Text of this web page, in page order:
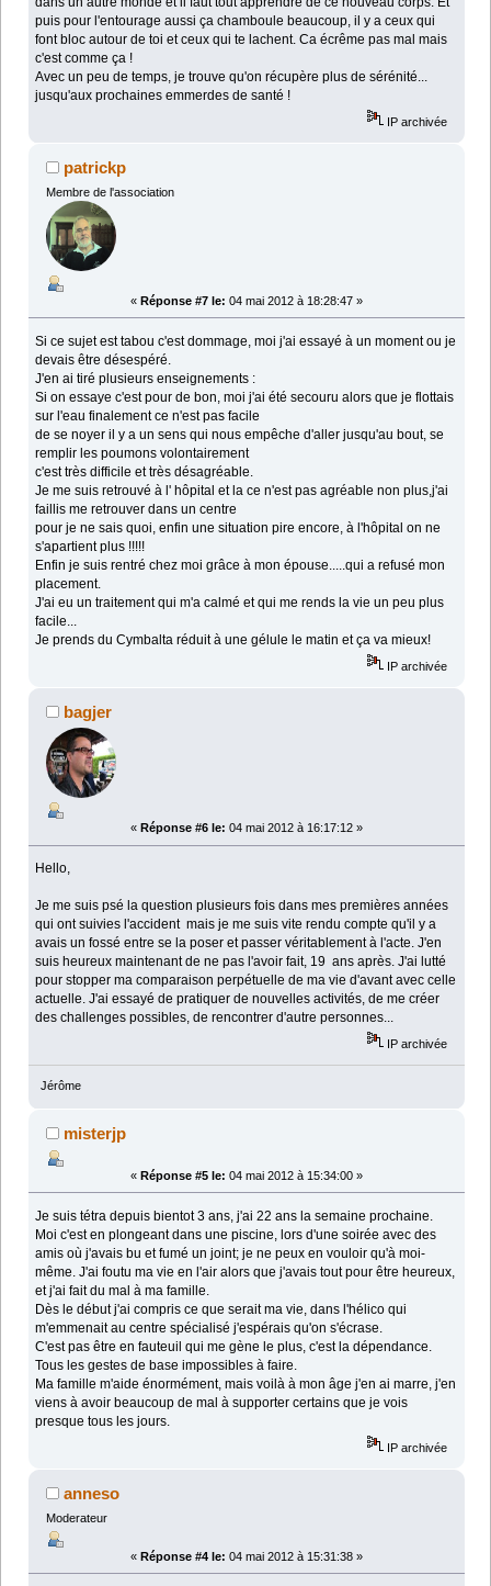
puis pour l'entourage aussi ça chamboule beaucoup, il y a ceux qui
font bloc autour de toi et ceux qui te lachent. Ca écrême pas mal mais
c'est comme ça !
Avec un peu de temps, je trouve qu'on récupère plus de sérénité...
jusqu'aux prochaines emmerdes de santé !
IP archivée
patrickp
Membre de l'association
« Réponse #7 le: 04 mai 2012 à 18:28:47 »
Si ce sujet est tabou c'est dommage, moi j'ai essayé à un moment ou je
devais être désespéré.
J'en ai tiré plusieurs enseignements :
Si on essaye c'est pour de bon, moi j'ai été secouru alors que je flottais
sur l'eau finalement ce n'est pas facile
de se noyer il y a un sens qui nous empêche d'aller jusqu'au bout, se
remplir les poumons volontairement
c'est très difficile et très désagréable.
Je me suis retrouvé à l' hôpital et la ce n'est pas agréable non plus,j'ai
faillis me retrouver dans un centre
pour je ne sais quoi, enfin une situation pire encore, à l'hôpital on ne
s'apartient plus !!!!!
Enfin je suis rentré chez moi grâce à mon épouse.....qui a refusé mon
placement.
J'ai eu un traitement qui m'a calmé et qui me rends la vie un peu plus
facile...
Je prends du Cymbalta réduit à une gélule le matin et ça va mieux!
IP archivée
bagjer
« Réponse #6 le: 04 mai 2012 à 16:17:12 »
Hello,
Je me suis psé la question plusieurs fois dans mes premières années
qui ont suivies l'accident mais je me suis vite rendu compte qu'il y a
avais un fossé entre se la poser et passer véritablement à l'acte. J'en
suis heureux maintenant de ne pas l'avoir fait, 19 ans après. J'ai lutté
pour stopper ma comparaison perpétuelle de ma vie d'avant avec celle
actuelle. J'ai essayé de pratiquer de nouvelles activités, de me créer
des challenges possibles, de rencontrer d'autre personnes...
IP archivée
Jérôme
misterjp
« Réponse #5 le: 04 mai 2012 à 15:34:00 »
Je suis tétra depuis bientot 3 ans, j'ai 22 ans la semaine prochaine.
Moi c'est en plongeant dans une piscine, lors d'une soirée avec des
amis où j'avais bu et fumé un joint; je ne peux en vouloir qu'à moi-
même. J'ai foutu ma vie en l'air alors que j'avais tout pour être heureux,
et j'ai fait du mal à ma famille.
Dès le début j'ai compris ce que serait ma vie, dans l'hélico qui
m'emmenait au centre spécialisé j'espérais qu'on s'écrase.
C'est pas être en fauteuil qui me gène le plus, c'est la dépendance.
Tous les gestes de base impossibles à faire.
Ma famille m'aide énormément, mais voilà à mon âge j'en ai marre, j'en
viens à avoir beaucoup de mal à supporter certains que je vois
presque tous les jours.
IP archivée
anneso
Moderateur
« Réponse #4 le: 04 mai 2012 à 15:31:38 »